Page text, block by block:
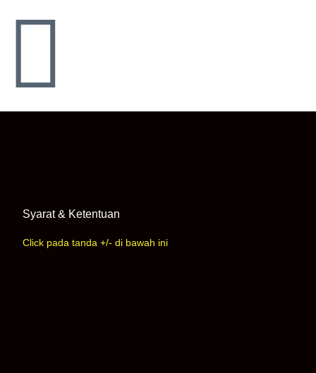
Syarat & Ketentuan
Click pada tanda +/- di bawah ini